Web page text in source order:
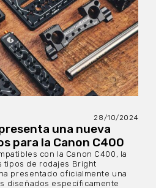
28/10/2024
una nueva
para la Canon C400
con la Canon C400, la
tipos de rodajes Bright
presentado oficialmente una
diseñados específicamente